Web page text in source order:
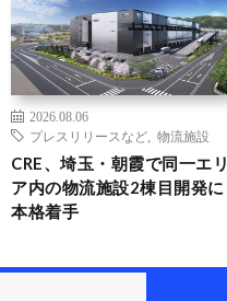
2026.08.06
プレスリリースなど
物流施設
CRE、埼玉・朝霞で同一エリ
ア内の物流施設2棟目開発に
本格着手